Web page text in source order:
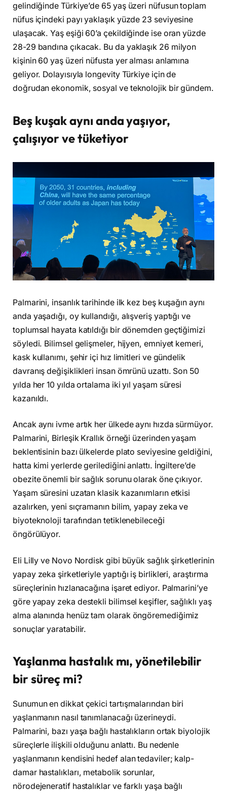
gelindiğinde Türkiye’de 65 yaş üzeri nüfusun toplam
nüfus içindeki payı yaklaşık yüzde 23 seviyesine
ulaşacak. Yaş eşiği 60’a çekildiğinde ise oran yüzde
28-29 bandına çıkacak. Bu da yaklaşık 26 milyon
kişinin 60 yaş üzeri nüfusta yer alması anlamına
geliyor. Dolayısıyla longevity Türkiye için de
doğrudan ekonomik, sosyal ve teknolojik bir gündem.
Beş kuşak aynı anda yaşıyor,
çalışıyor ve tüketiyor
Palmarini, insanlık tarihinde ilk kez beş kuşağın aynı
anda yaşadığı, oy kullandığı, alışveriş yaptığı ve
toplumsal hayata katıldığı bir dönemden geçtiğimizi
söyledi. Bilimsel gelişmeler, hijyen, emniyet kemeri,
kask kullanımı, şehir içi hız limitleri ve gündelik
davranış değişiklikleri insan ömrünü uzattı. Son 50
yılda her 10 yılda ortalama iki yıl yaşam süresi
kazanıldı.
Ancak aynı ivme artık her ülkede aynı hızda sürmüyor.
Palmarini, Birleşik Krallık örneği üzerinden yaşam
beklentisinin bazı ülkelerde plato seviyesine geldiğini,
hatta kimi yerlerde gerilediğini anlattı. İngiltere’de
obezite önemli bir sağlık sorunu olarak öne çıkıyor.
Yaşam süresini uzatan klasik kazanımların etkisi
azalırken, yeni sıçramanın bilim, yapay zeka ve
biyoteknoloji tarafından tetiklenebileceği
öngörülüyor.
Eli Lilly ve Novo Nordisk gibi büyük sağlık şirketlerinin
yapay zeka şirketleriyle yaptığı iş birlikleri, araştırma
süreçlerinin hızlanacağına işaret ediyor. Palmarini’ye
göre yapay zeka destekli bilimsel keşifler, sağlıklı yaş
alma alanında henüz tam olarak öngöremediğimiz
sonuçlar yaratabilir.
Yaşlanma hastalık mı, yönetilebilir
bir süreç mi?
Sunumun en dikkat çekici tartışmalarından biri
yaşlanmanın nasıl tanımlanacağı üzerineydi.
Palmarini, bazı yaşa bağlı hastalıkların ortak biyolojik
süreçlerle ilişkili olduğunu anlattı. Bu nedenle
yaşlanmanın kendisini hedef alan tedaviler; kalp-
damar hastalıkları, metabolik sorunlar,
nörodejeneratif hastalıklar ve farklı yaşa bağlı